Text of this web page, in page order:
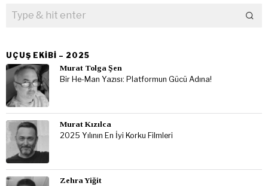
UÇUŞ EKIBI – 2025
Murat Tolga Şen
Bir He-Man Yazısı: Platformun Gücü Adına!
Murat Kızılca
2025 Yılının En İyi Korku Filmleri
Zehra Yiğit